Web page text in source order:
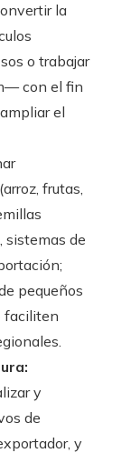
la
o trabajar
con el fin
el
frutas,
sistemas de
pequeños
faciliten
y
de
y